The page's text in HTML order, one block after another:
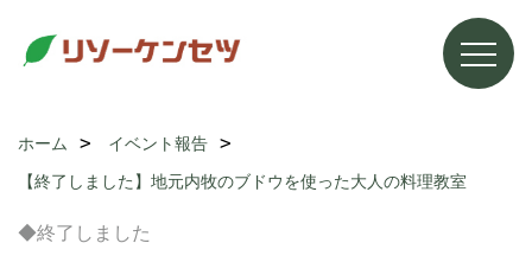
ホーム
イベント報告
【終了しました】地元内牧のブドウを使った大人の料理教室
◆終了しました